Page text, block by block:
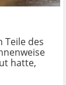
Teile des
hatte,